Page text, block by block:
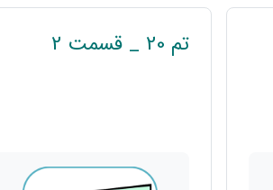
تم 20 _ قسمت 2